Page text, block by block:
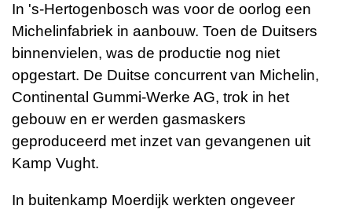
In 's-Hertogenbosch was voor de oorlog een
Michelinfabriek in aanbouw. Toen de Duitsers
binnenvielen, was de productie nog niet
opgestart. De Duitse concurrent van Michelin,
Continental Gummi-Werke AG, trok in het
gebouw en er werden gasmaskers
geproduceerd met inzet van gevangenen uit
Kamp Vught.
In buitenkamp Moerdijk werkten ongeveer